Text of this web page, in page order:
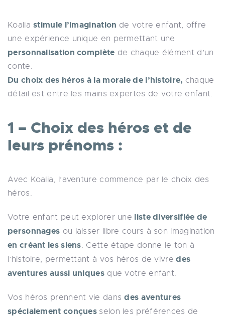
Koaliastimule l’imagination de votre enfant, offre
une expérience unique en permettant une
personnalisation complète de chaque élément d’un
conte.
Du choix des héros à la morale de l’histoire, chaque
détail est entre les mains expertes de votre enfant.
1 – Choix des héros et de
leurs prénoms :
Avec Koalia, l’aventure commence par le choix des
héros.
Votre enfant peut explorer une liste diversifiée de
personnages ou laisser libre cours à son imagination
en créant les siens. Cette étape donne le ton à
l’histoire, permettant à vos héros de vivre des
aventures aussi uniquesque votre enfant.
Vos héros prennent vie dansdes aventures
spécialement conçues selon les préférences de